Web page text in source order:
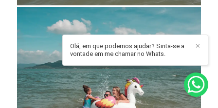
✕
Olá, em que podemos ajudar? Sinta-se a
vontade em me chamar no Whats.